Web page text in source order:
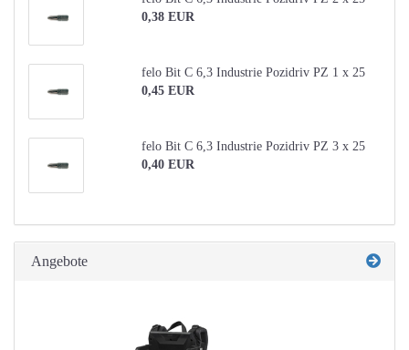
0,38 EUR
felo Bit C 6,3 Industrie Pozidriv PZ 1 x 25
0,45 EUR
felo Bit C 6,3 Industrie Pozidriv PZ 3 x 25
0,40 EUR
Angebote